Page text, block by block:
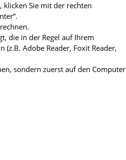
Sie mit der rechten
die in der Regel auf Ihrem
Adobe Reader, Foxit Reader,
sondern zuerst auf den Computer